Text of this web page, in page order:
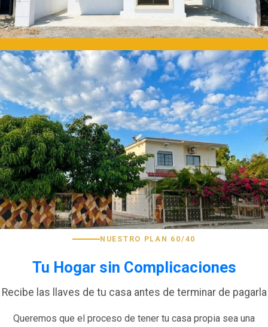
NUESTRO PLAN 60/40
Tu Hogar sin Complicaciones
Recibe las llaves de tu casa antes de terminar de pagarla
Queremos que el proceso de tener tu casa propia sea una